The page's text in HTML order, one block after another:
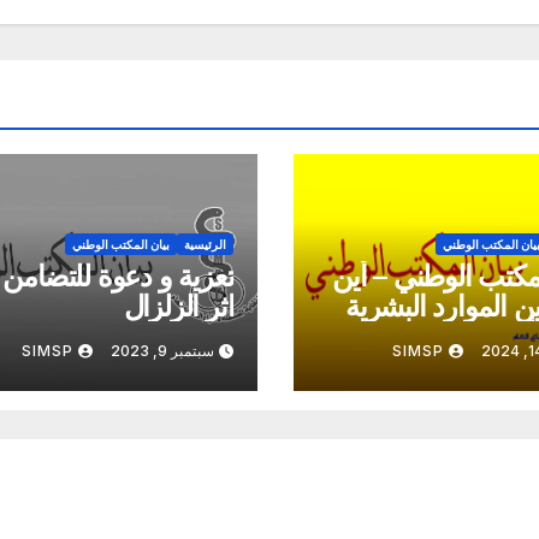
بيان المكتب الوطني
الوطني – أين
الموارد البشرية
المزعومة
SIMSP
الرئيسية بيان المكتب الوطني
تعزية و دعوة
اثر الزلزال
سبتمبر 9, 2023 SIMSP